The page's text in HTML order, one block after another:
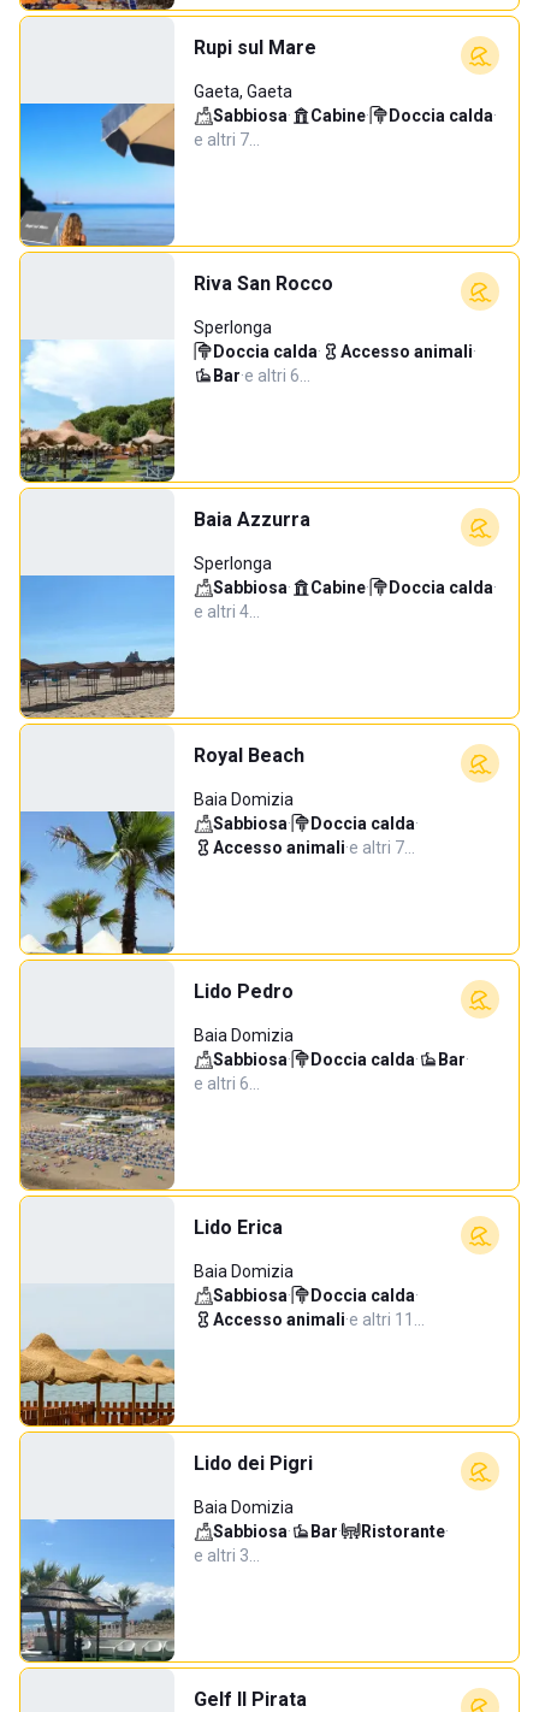
Rupi sul Mare
Gaeta, Gaeta
Sabbiosa· Cabine· Doccia calda·
e altri 7…
Riva San Rocco
Sperlonga
Doccia calda· Accesso animali·
Bar·e altri 6…
Baia Azzurra
Sperlonga
Sabbiosa· Cabine· Doccia calda·
e altri 4…
Royal Beach
Baia Domizia
Sabbiosa· Doccia calda·
Accesso animali·e altri 7…
Lido Pedro
Baia Domizia
Sabbiosa· Doccia calda· Bar·
e altri 6…
Lido Erica
Baia Domizia
Sabbiosa· Doccia calda·
Accesso animali·e altri 11…
Lido dei Pigri
Baia Domizia
Sabbiosa· Bar· Ristorante·
e altri 3…
Gelf Il Pirata